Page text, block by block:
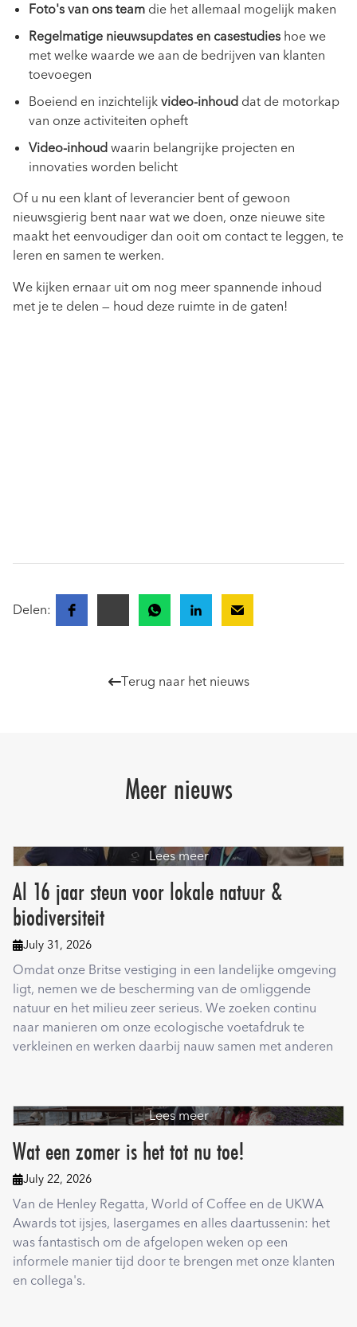
Foto's van ons team die het allemaal mogelijk maken
Regelmatige nieuwsupdates en casestudies hoe we
met welke waarde we aan de bedrijven van klanten
toevoegen
Boeiend en inzichtelijkvideo-inhoud dat de motorkap
van onze activiteiten opheft
Video-inhoudwaarin belangrijke projecten en
innovaties worden belicht
Of u nu een klant of leverancier bent of gewoon
nieuwsgierig bent naar wat we doen, onze nieuwe site
maakt het eenvoudiger dan ooit om contact te leggen, te
leren en samen te werken.
We kijken ernaar uit om nog meer spannende inhoud
met je te delen — houd deze ruimte in de gaten!
Delen:
Terug naar het nieuws
Meer nieuws
Lees meer
Al 16 jaar steun voor lokale natuur &
biodiversiteit
July 31, 2026
Omdat onze Britse vestiging in een landelijke omgeving
ligt, nemen we de bescherming van de omliggende
natuur en het milieu zeer serieus. We zoeken continu
naar manieren om onze ecologische voetafdruk te
verkleinen en werken daarbij nauw samen met anderen
Lees meer
Wat een zomer is het tot nu toe!
July 22, 2026
Van de Henley Regatta, World of Coffee en de UKWA
Awards tot ijsjes, lasergames en alles daartussenin: het
was fantastisch om de afgelopen weken op een
informele manier tijd door te brengen met onze klanten
en collega's.